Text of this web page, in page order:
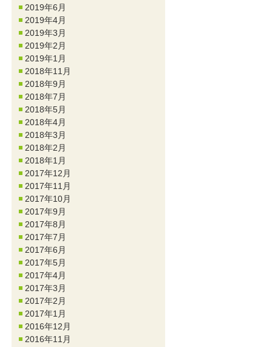
2019年6月
2019年4月
2019年3月
2019年2月
2019年1月
2018年11月
2018年9月
2018年7月
2018年5月
2018年4月
2018年3月
2018年2月
2018年1月
2017年12月
2017年11月
2017年10月
2017年9月
2017年8月
2017年7月
2017年6月
2017年5月
2017年4月
2017年3月
2017年2月
2017年1月
2016年12月
2016年11月